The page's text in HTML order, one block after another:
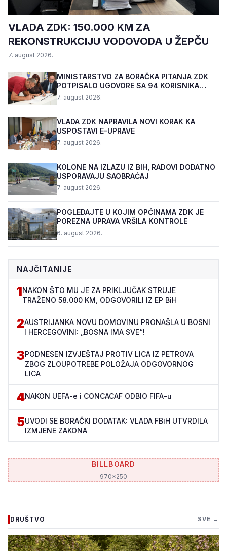
VLADA ZDK: 150.000 KM ZA
REKONSTRUKCIJU VODOVODA U ŽEPČU
7. august 2026.
MINISTARSTVO ZA BORAČKA PITANJA ZDK
POTPISALO UGOVORE SA 94 KORISNIKA
PROGRAMA "BIZNIS PL...
7. august 2026.
VLADA ZDK NAPRAVILA NOVI KORAK KA
USPOSTAVI E-UPRAVE
7. august 2026.
KOLONE NA IZLAZU IZ BIH, RADOVI DODATNO
USPORAVAJU SAOBRAĆAJ
7. august 2026.
POGLEDAJTE U KOJIM OPĆINAMA ZDK JE
POREZNA UPRAVA VRŠILA KONTROLE
6. august 2026.
NAJČITANIJE
1NAKON ŠTO MU JE ZA PRIKLJUČAK STRUJE
TRAŽENO 58.000 KM, ODGOVORILI IZ EP BiH
2AUSTRIJANKA NOVU DOMOVINU PRONAŠLA U BOSNI
I HERCEGOVINI: „BOSNA IMA SVE“!
3PODNESEN IZVJEŠTAJ PROTIV LICA IZ PETROVA
ZBOG ZLOUPOTREBE POLOŽAJA ODGOVORNOG
LICA
4NAKON UEFA-e i CONCACAF ODBIO FIFA-u
5UVODI SE BORAČKI DODATAK: VLADA FBiH UTVRDILA
IZMJENE ZAKONA
BILLBOARD
970x250
DRUŠTVO SVE →